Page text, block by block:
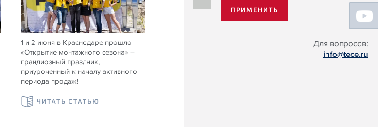
Для вопросов:
info@tece.ru
1 и 2 июня в Краснодаре прошло
«Открытие монтажного сезона» –
грандиозный праздник,
приуроченный к началу активного
периода продаж!
ЧИТАТЬ СТАТЬЮ
Floating